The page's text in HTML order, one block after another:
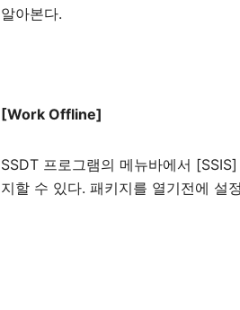
알아본다.
[Work Offline]
SSDT 프로그램의 메뉴바에서
지할 수 있다. 패키지를 열기전에 설